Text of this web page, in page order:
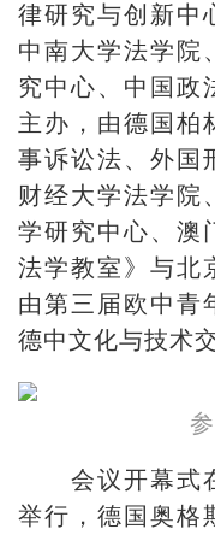
律研究与创新中
中南大学法学院
究中心、中国政
主办，由德国柏
事诉讼法、外国
财经大学法学院
学研究中心、澳
法学教室》与北
由第三届欧中青
德中文化与技术
会议开幕式
举行，德国奥格